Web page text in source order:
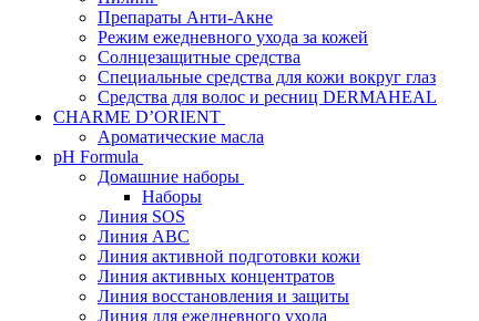
Препараты Анти-Акне
Режим ежедневного ухода за кожей
Солнцезащитные средства
Специальные средства для кожи вокруг глаз
Средства для волос и ресниц DERMAHEAL
CHARME D’ORIENT
Ароматические масла
pH Formula
Домашние наборы
Наборы
Линия SOS
Линия АВС
Линия активной подготовки кожи
Линия активных концентратов
Линия восстановления и защиты
Линия для ежедневного ухода